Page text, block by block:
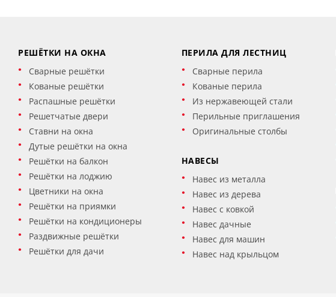
РЕШЁТКИ НА ОКНА
Сварные решётки
Кованые решётки
Распашные решётки
Решетчатые двери
Ставни на окна
Дутые решётки на окна
Решётки на балкон
Решётки на лоджию
Цветники на окна
Решётки на приямки
Решётки на кондиционеры
Раздвижные решётки
Решётки для дачи
ПЕРИЛА ДЛЯ ЛЕСТНИЦ
Сварные перила
Кованые перила
Из нержавеющей стали
Перильные приглашения
Оригинальные столбы
НАВЕСЫ
Навес из металла
Навес из дерева
Навес с ковкой
Навес дачные
Навес для машин
Навес над крыльцом